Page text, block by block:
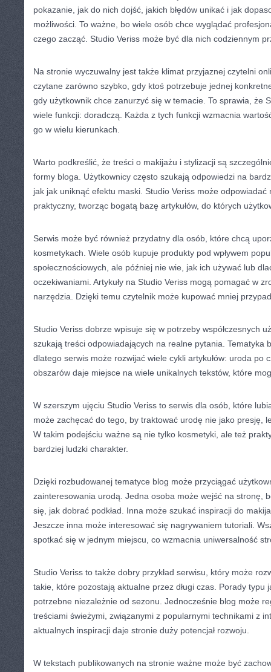
pokazanie, jak do nich dojść, jakich błędów unikać i jak
możliwości. To ważne, bo wiele osób chce wyglądać
czego zacząć. Studio Veriss może być dla nich codziennym
Na stronie wyczuwalny jest także klimat przyjaznej czytelni
czytane zarówno szybko, gdy ktoś potrzebuje jednej
gdy użytkownik chce zanurzyć się w temacie. To sprawia, że
wiele funkcji: doradczą. Każda z tych funkcji wzmacnia
go w wielu kierunkach.
Warto podkreślić, że treści o makijażu i stylizacji są
formy bloga. Użytkownicy często szukają odpowiedzi na
jak jak uniknąć efektu maski. Studio Veriss może
praktyczny, tworząc bogatą bazę artykułów, do których
Serwis może być również przydatny dla osób, które chcą
kosmetykach. Wiele osób kupuje produkty pod wpływem
społecznościowych, ale później nie wie, jak ich używać lub
oczekiwaniami. Artykuły na Studio Veriss mogą pomagać w
narzędzia. Dzięki temu czytelnik może kupować mniej
Studio Veriss dobrze wpisuje się w potrzeby współczesnych
szukają treści odpowiadających na realne pytania. Tematyka
dlatego serwis może rozwijać wiele cykli artykułów: uroda po
obszarów daje miejsce na wiele unikalnych tekstów, które
W szerszym ujęciu Studio Veriss to serwis dla osób, które
może zachęcać do tego, by traktować urodę nie jako presję,
W takim podejściu ważne są nie tylko kosmetyki, ale też
bardziej ludzki charakter.
Dzięki rozbudowanej tematyce blog może przyciągać
zainteresowania urodą. Jedna osoba może wejść na stronę,
się, jak dobrać podkład. Inna może szukać inspiracji do
Jeszcze inna może interesować się nagrywaniem tutoriali.
spotkać się w jednym miejscu, co wzmacnia uniwersalność
Studio Veriss to także dobry przykład serwisu, który może
takie, które pozostają aktualne przez długi czas. Porady typu
potrzebne niezależnie od sezonu. Jednocześnie blog może
treściami świeżymi, związanymi z popularnymi technikami z
aktualnych inspiracji daje stronie duży potencjał rozwoju.
W tekstach publikowanych na stronie ważne może być